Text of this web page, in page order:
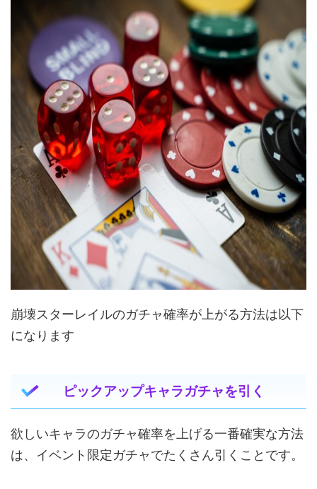
崩壊スターレイルのガチャ確率が上がる方法は以下
になります
ピックアップキャラガチャを引く
欲しいキャラのガチャ確率を上げる一番確実な方法
は、イベント限定ガチャでたくさん引くことです。